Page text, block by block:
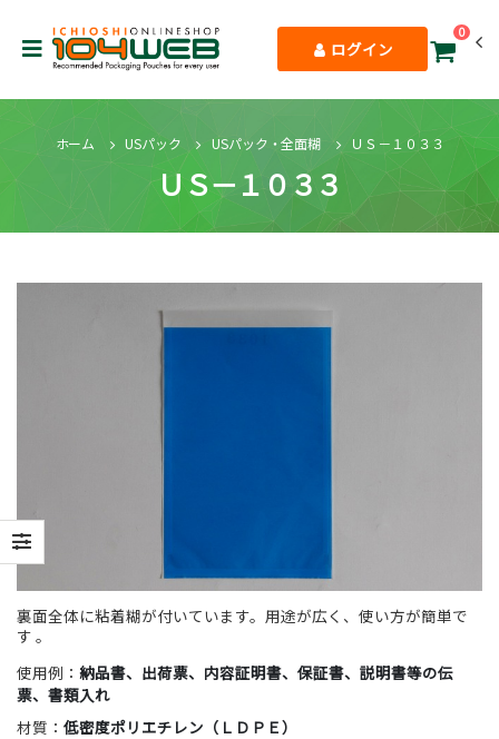
ログイン
0
ホーム USパック USパック・全面糊 ＵＳ－１０３３
ＵＳ－１０３３
裏面全体に粘着糊が付いています。用途が広く、使い方が簡単で
す 。
使用例：納品書、出荷票、内容証明書、保証書、説明書等の伝
票、書類入れ
材質：低密度ポリエチレン（ＬＤＰＥ）